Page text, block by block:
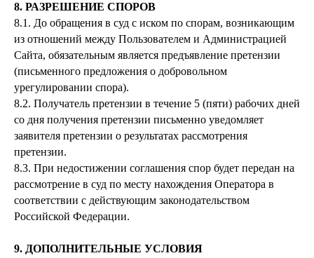
8. РАЗРЕШЕНИЕ СПОРОВ
8.1. До обращения в суд с иском по спорам, возникающим
из отношений между Пользователем и Администрацией
Сайта, обязательным является предъявление претензии
(письменного предложения о добровольном
урегулировании спора).
8.2. Получатель претензии в течение 5 (пяти) рабочих дней
со дня получения претензии письменно уведомляет
заявителя претензии о результатах рассмотрения
претензии.
8.3. При недостижении соглашения спор будет передан на
рассмотрение в суд по месту нахождения Оператора в
соответствии с действующим законодательством
Российской Федерации.
9. ДОПОЛНИТЕЛЬНЫЕ УСЛОВИЯ